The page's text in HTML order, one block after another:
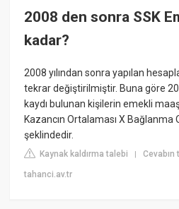
2008 den sonra SSK
kadar?
​2008 yılından sonra yapılan
tekrar değiştirilmiştir. Buna göre
kaydı bulunan kişilerin emekli
Kazancın Ortalaması X Bağlanma
şeklindedir.
Kaynak kaldırma talebi |Cevabın
tahanci.av.tr